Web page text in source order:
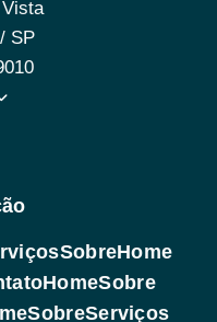
SP
SobreHome
HomeSobre
SobreServiços